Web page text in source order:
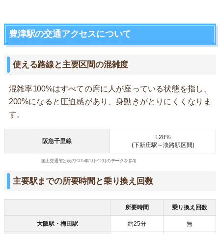
豊津駅の交通アクセスについて
使える路線と主要区間の混雑度
混雑率100%はすべての席に人が座っている状態を指し、
200%になると圧迫感があり、身動きがとりにくくなりま
す。
阪急千里線
128%
(下新庄駅～淡路駅区間)
国土交通省公表の2015年1月~12月のデータを参考
主要駅までの所要時間と乗り換え回数
所要時間 乗り換え回数
大阪駅・梅田駅 約25分 無